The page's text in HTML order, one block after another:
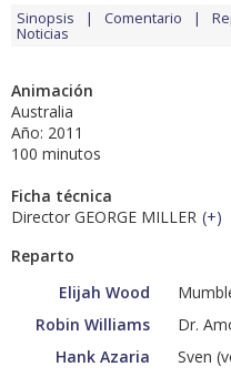
Sinopsis Comentario
Noticias
Animación
Australia
Año: 2011
100 minutos
Ficha técnica
Director GEORGE MILLER (+)
Reparto
Elijah Wood
Robin Williams
Dr.
Hank Azaria
Sven